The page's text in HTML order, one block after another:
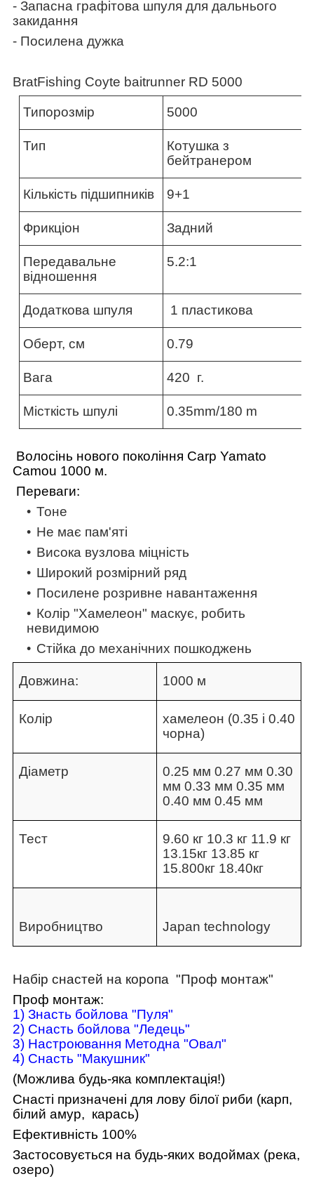
- Запасна графітова шпуля для дальнього
закидання
- Посилена дужка
BratFishing Coyte baitrunner RD 5000
Типорозмір 5000
Тип
Котушка з
бейтранером
Кількість підшипників 9+1
Фрикціон Задний
Передавальне
відношення
5.2:1
Додаткова шпуля 1 пластикова
Оберт, см 0.79
Вага 420 г.
Місткість шпулі 0.35mm/180 m
Волосінь нового покоління Carp Yamato
Camou 1000 м.
Переваги:
Тоне
Не має пам'яті
Висока вузлова міцність
Широкий розмірний ряд
Посилене розривне навантаження
Колір "Хамелеон" маскує, робить
невидимою
Стійка до механічних пошкоджень
Довжина: 1000 м
Колір
хамелеон (0.35 і 0.40
чорна)
Діаметр
0.25 мм 0.27 мм 0.30
мм 0.33 мм 0.35 мм
0.40 мм 0.45 мм
Тест
9.60 кг 10.3 кг 11.9 кг
13.15кг 13.85 кг
15.800кг 18.40кг
Виробництво Japan technology
Набір снастей на коропа "Проф монтаж"
Проф монтаж:
1) Знасть бойлова "Пуля"
2) Снасть бойлова "Ледець"
3) Настроювання Методна "Овал"
4) Снасть "Макушник"
(Можлива будь-яка комплектація!)
Снасті призначені для лову білої риби (карп,
білий амур, карась)
Ефективність 100%
Застосовується на будь-яких водоймах (река,
озеро)